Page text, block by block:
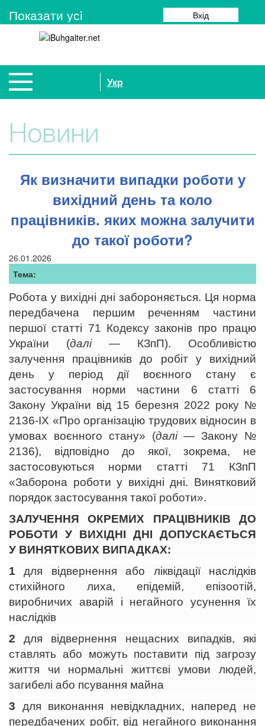
Показати усi Вхід
Укр
Новини
Як визначити випадки роботи у
вихідний день та коло
працівників. яких можна залучити
до такої роботи?
26.01.2026
Тема:
Робота у вихідні дні забороняється. Ця норма
передбачена першим реченням частини
першої статті 71 Кодексу законів про працю
України (далі— КЗпП). Особливістю
залучення працівників до робіт у вихідний
день у період дії воєнного стану є
застосування норми частини 6 статті 6
Закону України від 15 березня 2022 року №
2136-ІХ «Про організацію трудових відносин в
умовах воєнного стану» (далі— Закону №
2136), відповідно до якої, зокрема, не
застосовуються норми статті 71 КЗпП
«Заборона роботи у вихідні дні. Винятковий
порядок застосування такої роботи».
ЗАЛУЧЕННЯ ОКРЕМИХ ПРАЦІВНИКІВ ДО
РОБОТИ У ВИХІДНІ ДНІ ДОПУСКАЄТЬСЯ
У ВИНЯТКОВИХ ВИПАДКАХ:
1 для відвернення або ліквідації наслідків
стихійного лиха, епідемій, епізоотій,
виробничих аварій і негайного усунення їх
наслідків
2 для відвернення нещасних випадків, які
ставлять або можуть поставити під загрозу
життя чи нормальні життєві умови людей,
загибелі або псування майна
3 для виконання невідкладних, наперед не
передбачених робіт, від негайного виконання